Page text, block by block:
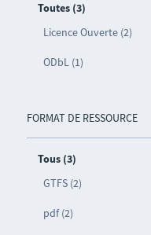
Toutes (3)
Licence Ouverte (2)
ODbL (1)
FORMAT DE RESSOURCE
Tous (3)
GTFS (2)
pdf (2)